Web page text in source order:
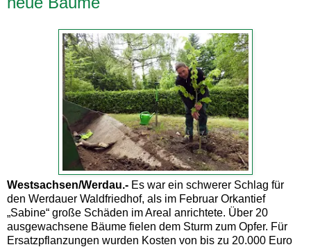
Westsachsen/Werdau.- Es war ein schwerer Schlag für
den Werdauer Waldfriedhof, als im Februar Orkantief
„Sabine“ große Schäden im Areal anrichtete. Über 20
ausgewachsene Bäume fielen dem Sturm zum Opfer. Für
Ersatzpflanzungen wurden Kosten von bis zu 20.000 Euro